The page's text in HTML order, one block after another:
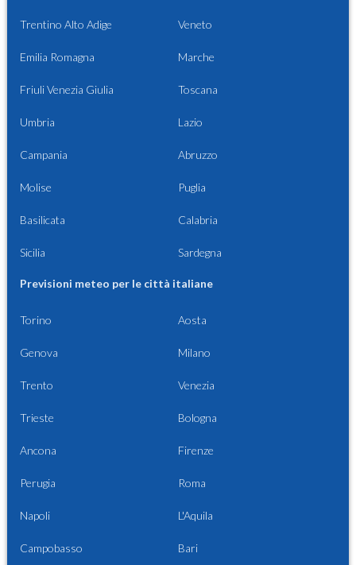
Trentino Alto Adige Veneto
Emilia Romagna Marche
Friuli Venezia Giulia Toscana
Umbria Lazio
Campania Abruzzo
Molise Puglia
Basilicata Calabria
Sicilia Sardegna
Previsioni meteo per le città italiane
Torino Aosta
Genova Milano
Trento Venezia
Trieste Bologna
Ancona Firenze
Perugia Roma
Napoli L'Aquila
Campobasso Bari